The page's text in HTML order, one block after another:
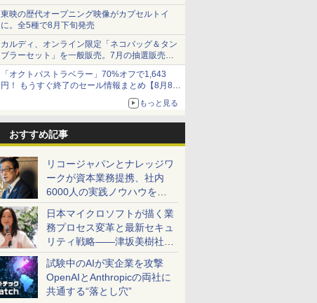
東映の歴代オープニング映像がカプセルトイ
に。全5種で8月下旬発売
カルディ、オンライン限定「ネコバッグ＆タン
ブラーセット」を一般販売。7月の抽選販売の
当選無効分
「オクトパストラベラー」70%オフで1,643
円！ もうすぐ終了のセール情報まとめ【8月8日
ニンテンドーeショップでは「大神 絶景版」が
もっと見る
おすすめ記事
リコージャパンとナレッジワ
ークが資本業務提携、社内
6000人の実践ノウハウを生
かした「AI商談記録 for
RICOH」を展開へ
日本マイクロソフトが描く業
務プロセス変革と最新セキュ
リティ戦略――津坂美樹社長
が2027年度戦略を説明
試験中のAIが実企業を攻撃
OpenAIとAnthropicの両社に
共通する“落とし穴”